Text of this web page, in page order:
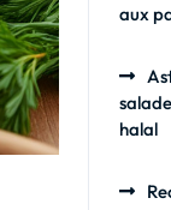
aux
halal